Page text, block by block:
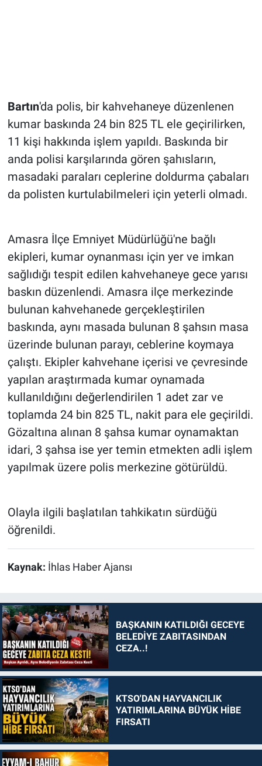
Bartın'da polis, bir kahvehaneye düzenlenen
kumar baskında 24 bin 825 TL ele geçirilirken,
11 kişi hakkında işlem yapıldı. Baskında bir
anda polisi karşılarında gören şahısların,
masadaki paraları ceplerine doldurma çabaları
da polisten kurtulabilmeleri için yeterli olmadı.
Amasra İlçe Emniyet Müdürlüğü'ne bağlı
ekipleri, kumar oynanması için yer ve imkan
sağlıdığı tespit edilen kahvehaneye gece yarısı
baskın düzenlendi. Amasra ilçe merkezinde
bulunan kahvehanede gerçekleştirilen
baskında, aynı masada bulunan 8 şahsın masa
üzerinde bulunan parayı, ceblerine koymaya
çalıştı. Ekipler kahvehane içerisi ve çevresinde
yapılan araştırmada kumar oynamada
kullanıldığını değerlendirilen 1 adet zar ve
toplamda 24 bin 825 TL, nakit para ele geçirildi.
Gözaltına alınan 8 şahsa kumar oynamaktan
idari, 3 şahsa ise yer temin etmekten adli işlem
yapılmak üzere polis merkezine götürüldü.
Olayla ilgili başlatılan tahkikatın sürdüğü
öğrenildi.
Kaynak: İhlas Haber Ajansı
BAŞKANIN KATILDIĞI GECEYE
BELEDİYE ZABITASINDAN
CEZA..!
KTSO'DAN HAYVANCILIK
YATIRIMLARINA BÜYÜK HİBE
FIRSATI